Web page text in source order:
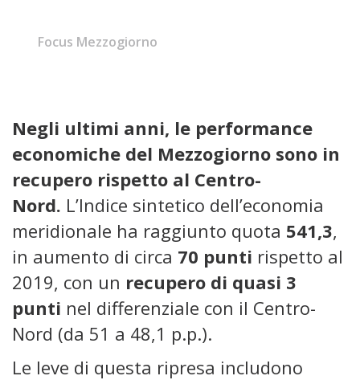
Focus Mezzogiorno
Negli ultimi anni, le performance
economiche del Mezzogiorno sono in
recupero rispetto al Centro-
Nord. L’Indice sintetico dell’economia
meridionale ha raggiunto quota 541,3,
in aumento di circa 70 punti rispetto al
2019, con un recupero di quasi 3
punti nel differenziale con il Centro-
Nord (da 51 a 48,1 p.p.).
Le leve di questa ripresa includono